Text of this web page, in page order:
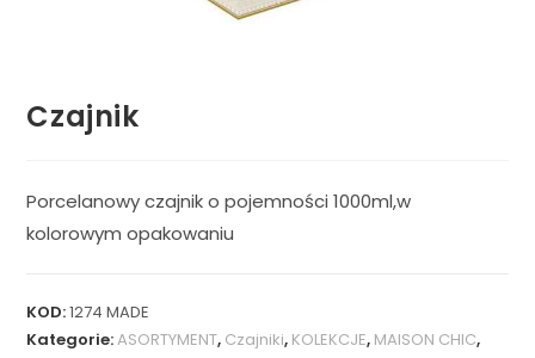
Czajnik
Porcelanowy czajnik o pojemności 1000ml,w
kolorowym opakowaniu
KOD:1274 MADE
Kategorie:ASORTYMENT, Czajniki, KOLEKCJE, MAISON CHIC,